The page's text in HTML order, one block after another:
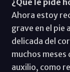
¿Qué le pide
Ahora estoy
grave en el pie
delicada del
muchos meses
auxilio, como